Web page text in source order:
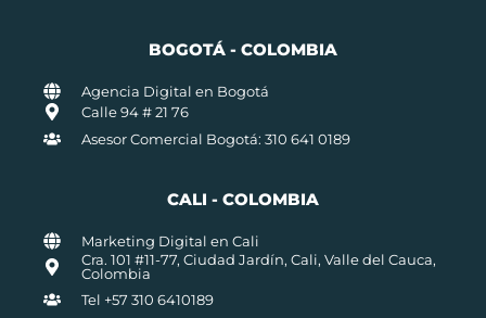
BOGOTÁ - COLOMBIA
Agencia Digital en Bogotá
Calle 94 # 21 76
Asesor Comercial Bogotá: 310 641 0189
CALI - COLOMBIA
Marketing Digital en Cali
Cra. 101 #11-77, Ciudad Jardín, Cali, Valle del Cauca,
Colombia
Tel +57 310 6410189